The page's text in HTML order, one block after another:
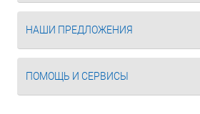
НАШИ ПРЕДЛОЖЕНИЯ
ПОМОЩЬ И СЕРВИСЫ